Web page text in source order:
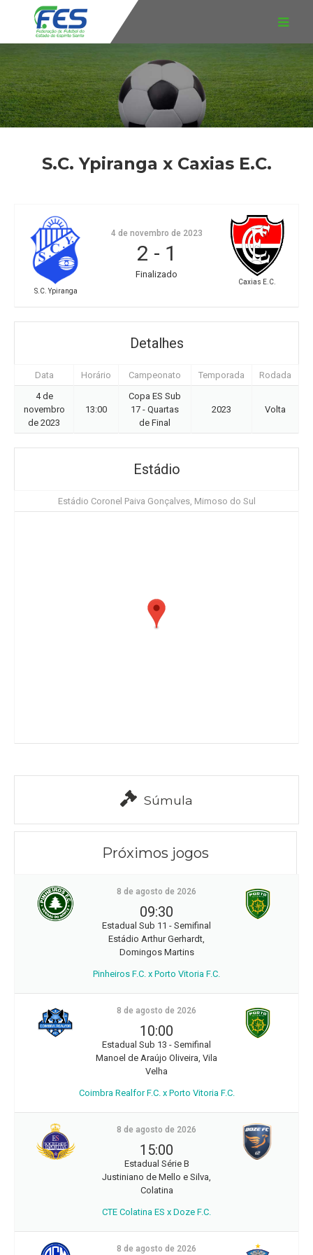
S.C. Ypiranga x Caxias E.C.
S.C. Ypiranga
Caxias E.C.
4 de novembro de 2023
2 - 1
Finalizado
Detalhes
Data Horário Campeonato Temporada
Rodada
4 de
novembro
de 2023
13:00
Copa ES Sub
17 - Quartas
de Final
2023 Volta
Estádio
Estádio Coronel Paiva Gonçalves, Mimoso do Sul
Súmula
Próximos jogos
8 de agosto de 2026
09:30
Estadual Sub 11 - Semifinal
Estádio Arthur Gerhardt,
Domingos Martins
Pinheiros F.C. x Porto Vitoria F.C.
8 de agosto de 2026
10:00
Estadual Sub 13 - Semifinal
Manoel de Araújo Oliveira, Vila
Velha
Coimbra Realfor F.C. x Porto Vitoria F.C.
8 de agosto de 2026
15:00
Estadual Série B
Justiniano de Mello e Silva,
Colatina
CTE Colatina ES x Doze F.C.
8 de agosto de 2026